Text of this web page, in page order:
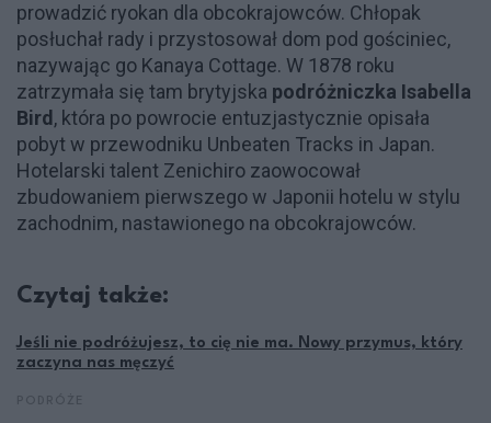
prowadzić ryokan dla obcokrajowców. Chłopak
posłuchał rady i przystosował dom pod gościniec,
nazywając go Kanaya Cottage. W 1878 roku
zatrzymała się tam brytyjska podróżniczka Isabella
Bird , która po powrocie entuzjastycznie opisała
pobyt w przewodniku Unbeaten Tracks in Japan.
Hotelarski talent Zenichiro zaowocował
zbudowaniem pierwszego w Japonii hotelu w stylu
zachodnim, nastawionego na obcokrajowców.
Czytaj także:
Jeśli nie podróżujesz, to cię nie ma. Nowy przymus, który
zaczyna nas męczyć